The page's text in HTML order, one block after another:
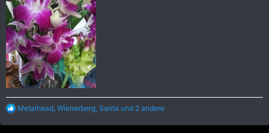
R
a
Metalhead Wienerberg Santa und 2 andere